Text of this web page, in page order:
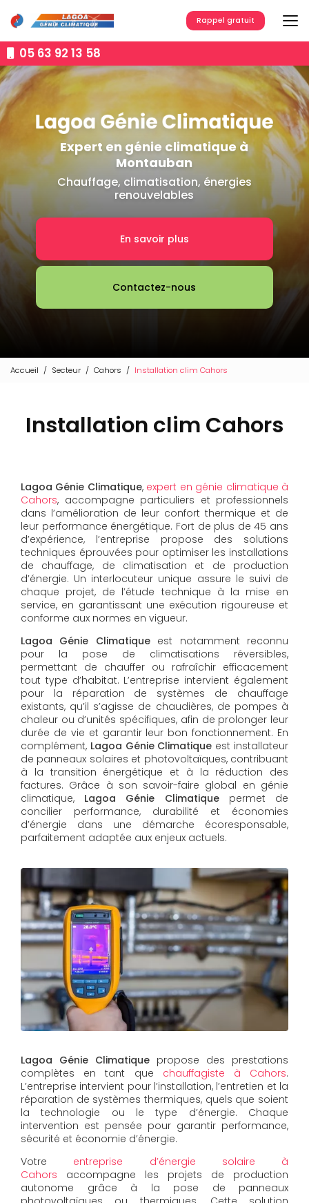
au
contenu
principal05 63 92 13 58
Rappel gratuit
Expert en génie climatique à
Montauban
Chauffage, climatisation, énergies
renouvelables
En savoir plus
Contactez-nous
Accueil Secteur Cahors Installation clim Cahors
Installation clim Cahors
Lagoa Génie Climatique, expert en génie climatique à
Cahors, accompagne particuliers et professionnels
dans l’amélioration de leur confort thermique et de
leur performance énergétique. Fort de plus de 45 ans
d’expérience, l’entreprise propose des solutions
techniques éprouvées pour optimiser les installations
de chauffage, de climatisation et de production
d’énergie. Un interlocuteur unique assure le suivi de
chaque projet, de l’étude technique à la mise en
service, en garantissant une exécution rigoureuse et
conforme aux normes en vigueur.
Lagoa Génie Climatiqueest notamment reconnu
pour la pose de climatisations réversibles,
permettant de chauffer ou rafraîchir efficacement
tout type d’habitat. L’entreprise intervient également
pour la réparation de systèmes de chauffage
existants, qu’il s’agisse de chaudières, de pompes à
chaleur ou d’unités spécifiques, afin de prolonger leur
durée de vie et garantir leur bon fonctionnement. En
complément, Lagoa Génie Climatique est installateur
de panneaux solaires et photovoltaïques, contribuant
à la transition énergétique et à la réduction des
factures. Grâce à son savoir-faire global en génie
climatique, Lagoa Génie Climatiquepermet de
concilier performance, durabilité et économies
d’énergie dans une démarche écoresponsable,
parfaitement adaptée aux enjeux actuels.
Lagoa Génie Climatique propose des prestations
complètes en tant que chauffagiste à Cahors.
L’entreprise intervient pour l’installation, l’entretien et la
réparation de systèmes thermiques, quels que soient
la technologie ou le type d’énergie. Chaque
intervention est pensée pour garantir performance,
sécurité et économie d’énergie.
Votre entreprise d’énergie solaire à
Cahors accompagne les projets de production
autonome grâce à la pose de panneaux